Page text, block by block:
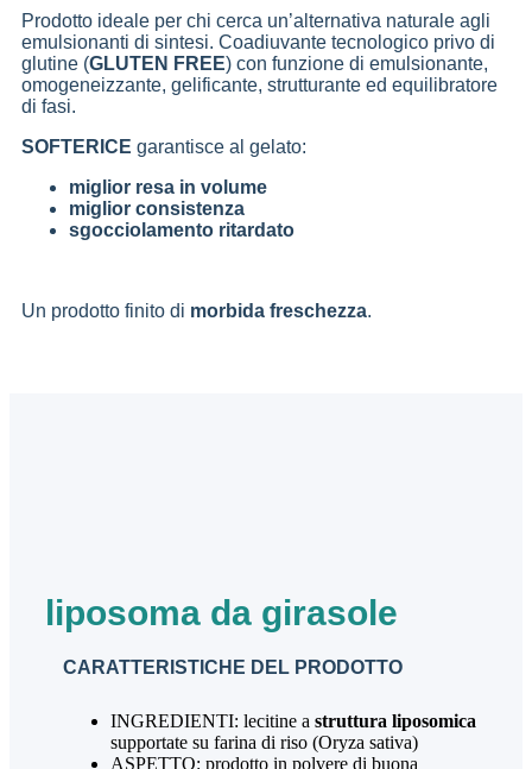
Prodotto ideale per chi cerca un’alternativa naturale agli
emulsionanti di sintesi. Coadiuvante tecnologico privo di
glutine (GLUTEN FREE) con funzione di emulsionante,
omogeneizzante, gelificante, strutturante ed equilibratore
di fasi.
SOFTERICE garantisce al gelato:
miglior resa in volume
miglior consistenza
sgocciolamento ritardato
Un prodotto finito di morbida freschezza.
liposoma da girasole
CARATTERISTICHE DEL PRODOTTO
INGREDIENTI: lecitine a struttura liposomica
supportate su farina di riso (Oryza sativa)
ASPETTO: prodotto in polvere di buona